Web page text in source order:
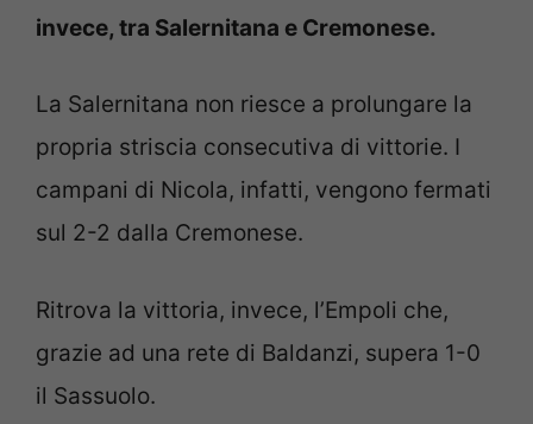
invece, tra Salernitana e Cremonese.
La Salernitana non riesce a prolungare la
propria striscia consecutiva di vittorie. I
campani di Nicola, infatti, vengono fermati
sul 2-2 dalla Cremonese.
Ritrova la vittoria, invece, l’Empoli che,
grazie ad una rete di Baldanzi, supera 1-0
il Sassuolo.